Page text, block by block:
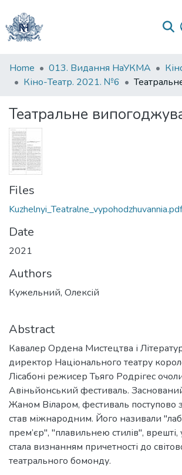
Communities
&
All of DSpace
Statistics
Home 013. Видання НаУКМА
Кіно-Театр. 2021. №6
Театральне
Files
Kuzhelnyi_Teatralne_vypohodzhuvannia.pdf
Date
2021
Authors
Кужельний, Олексій
Abstract
Кавалер Ордена Мистецтва і
директор Національного театру
Лісабоні режисер Тьяго Родрігес
Авіньйонський фестиваль.
Жаном Віларом, фестиваль поступово
став міжнародним. Його називали
прем’єр", "плавильнею стилів", врешті,
стала визнанням причетності до
театрального бомонду.